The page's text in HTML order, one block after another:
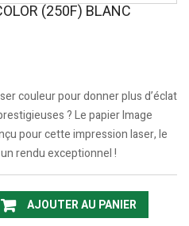
(250F) BLANC
couleur pour donner plus d’éclat
? Le papier Image
pour cette impression laser, le
rendu exceptionnel !
AJOUTER AU PANIER